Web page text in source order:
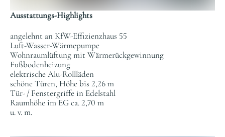
Ausstattungs-Highlights
angelehnt an KfW-Effizienzhaus 55
Luft-Wasser-Wärmepumpe
Wohnraumlüftung mit Wärmerückgewinnung
Fußbodenheizung
elektrische Alu-Rollläden
schöne Türen, Höhe bis 2,26 m
Tür- / Fenstergriffe in Edelstahl
Raumhöhe im EG ca. 2,70 m
u. v. m.